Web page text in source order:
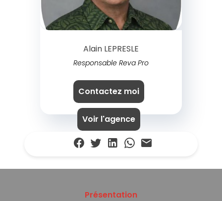
Alain LEPRESLE
Responsable Reva Pro
Contactez moi
Voir l'agence
Présentation